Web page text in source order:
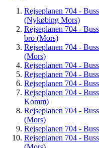
Rejseplanen 704 -
(Nykøbing Mors)
Rejseplanen 704 -
bro (Mors)
Rejseplanen 704 -
(Mors)
Rejseplanen 704 -
Rejseplanen 704 -
Rejseplanen 704 -
Rejseplanen 704 -
Komm)
Rejseplanen 704 -
(Mors)
Rejseplanen 704 -
Rejseplanen 704 -